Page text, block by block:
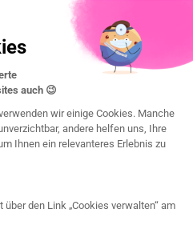
Informationen
Wagotrix
WGPH
Class I